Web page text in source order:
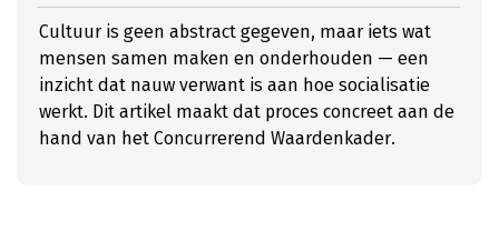
Cultuur is geen abstract gegeven, maar iets wat
mensen samen maken en onderhouden — een
inzicht dat nauw verwant is aan hoe socialisatie
werkt. Dit artikel maakt dat proces concreet aan de
hand van het Concurrerend Waardenkader.